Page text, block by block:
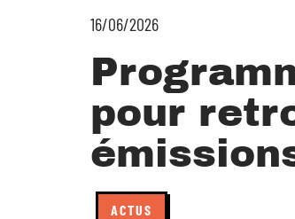
16/06/2026
pour
ACTUS